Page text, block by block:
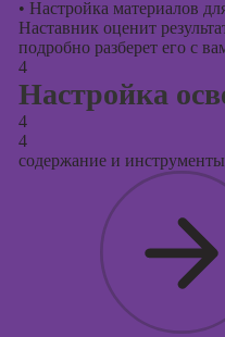
• Настройка материалов
Наставник оценит
подробно разберет его с
4
Настройка
4
4
содержание и инструменты